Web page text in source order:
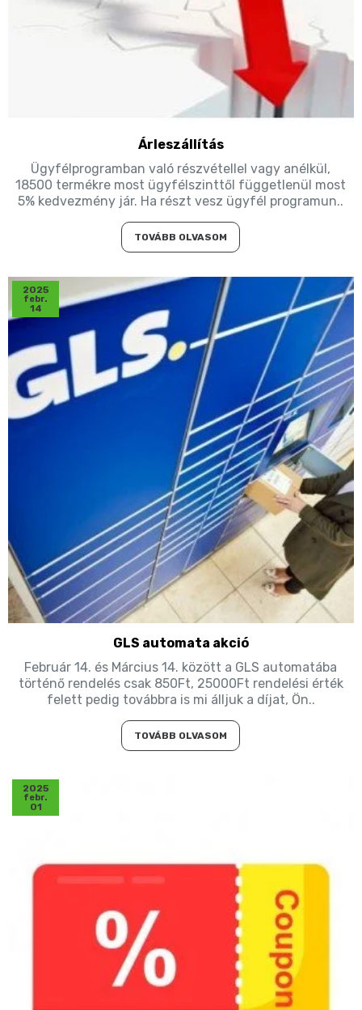
Árleszállítás
Ügyfélprogramban való részvétellel vagy anélkül,
18500 termékre most ügyfélszinttől függetlenül most
5% kedvezmény jár. Ha részt vesz ügyfél programun..
TOVÁBB OLVASOM
2025
febr.
14
GLS automata akció
Február 14. és Március 14. között a GLS automatába
történő rendelés csak 850Ft, 25000Ft rendelési érték
felett pedig továbbra is mi álljuk a díjat, Ön..
TOVÁBB OLVASOM
2025
febr.
01